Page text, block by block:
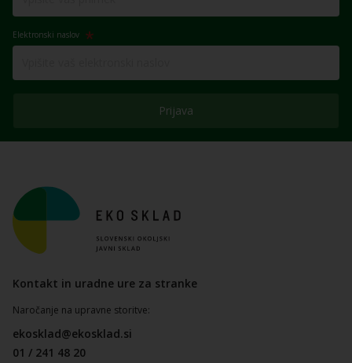
Elektronski naslov
Prijava
Kontakt in uradne ure za stranke
Naročanje na upravne storitve:
ekosklad@ekosklad.si
01 / 241 48 20